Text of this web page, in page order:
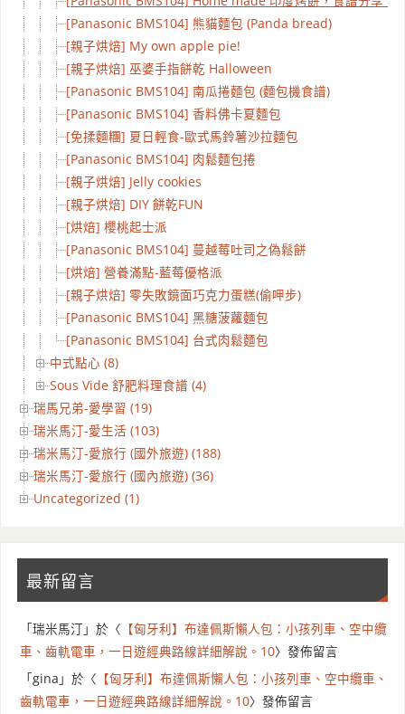
[Panasonic BMS104] 熊貓麵包 (Panda bread)
[親子烘焙] My own apple pie!
[親子烘焙] 巫婆手指餅乾 Halloween
[Panasonic BMS104] 南瓜捲麵包 (麵包機食譜)
[Panasonic BMS104] 香料佛卡夏麵包
[免揉麵糰] 夏日輕食-歐式馬鈴薯沙拉麵包
[Panasonic BMS104] 肉鬆麵包捲
[親子烘焙] Jelly cookies
[親子烘焙] DIY 餅乾FUN
[烘焙] 櫻桃起士派
[Panasonic BMS104] 蔓越莓吐司之偽鬆餅
[烘焙] 營養滿點-藍莓優格派
[親子烘焙] 零失敗鏡面巧克力蛋糕(偷呷步)
[Panasonic BMS104] 黑糖菠蘿麵包
[Panasonic BMS104] 台式肉鬆麵包
中式點心 (8)
Sous Vide 舒肥料理食譜 (4)
瑞馬兄弟-愛學習 (19)
瑞米馬汀-愛生活 (103)
瑞米馬汀-愛旅行 (國外旅遊) (188)
瑞米馬汀-愛旅行 (國內旅遊) (36)
Uncategorized (1)
最新留言
「瑞米馬汀 」於〈 【匈牙利】布達佩斯懶人包：小孩列車、空中纜
車、齒軌電車，一日遊經典路線詳細解說。10〉發佈留言
「gina 」於〈 【匈牙利】布達佩斯懶人包：小孩列車、空中纜車、
齒軌電車，一日遊經典路線詳細解說。10〉發佈留言